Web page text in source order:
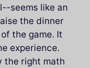
seems like an
the dinner
the game. It
experience.
the right math